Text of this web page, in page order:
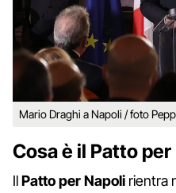
Mario Draghi a Napoli / foto
Cosa è il Patto per
IlPatto per Napoli rientra